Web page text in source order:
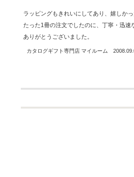
ラッピングもきれいにしてあり、嬉しかっ
たった1冊の注文でしたのに、丁寧・迅速
ありがとうございました。
カタログギフト専門店 マイルーム